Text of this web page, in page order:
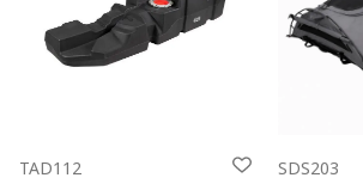
TAD112 SDS203